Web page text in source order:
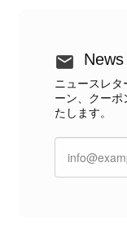
ニュースレタ
ーン、クーポ
たします。